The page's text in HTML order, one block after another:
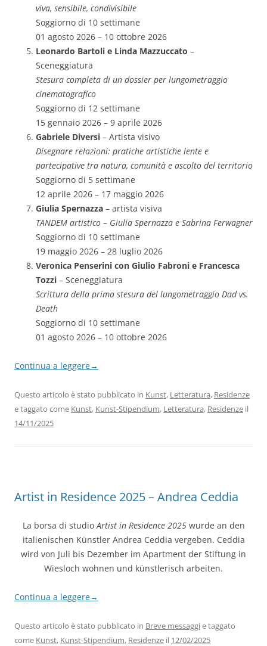
viva, sensibile, condivisibile
Soggiorno di 10 settimane
01 agosto 2026 – 10 ottobre 2026
Leonardo Bartoli e Linda Mazzuccato –
Sceneggiatura
Stesura completa di un dossier per lungometraggio
cinematografico
Soggiorno di 12 settimane
15 gennaio 2026 – 9 aprile 2026
Gabriele Diversi – Artista visivo
Disegnare relazioni: pratiche artistiche lente e
partecipative tra natura, comunità e ascolto del territorio
Soggiorno di 5 settimane
12 aprile 2026 – 17 maggio 2026
Giulia Spernazza – artista visiva
TANDEM artistico – Giulia Spernazza e Sabrina Ferwagner
Soggiorno di 10 settimane
19 maggio 2026 – 28 luglio 2026
Veronica Penserini con Giulio Fabroni e Francesca
Tozzi – Sceneggiatura
Scrittura della prima stesura del lungometraggio Dad vs.
Death
Soggiorno di 10 settimane
01 agosto 2026 – 10 ottobre 2026
Continua a leggere→
Questo articolo è stato pubblicato in Kunst, Letteratura, Residenze
e taggato come Kunst, Kunst-Stipendium, Letteratura, Residenze il
14/11/2025
Artist in Residence 2025 – Andrea Ceddia
La borsa di studioArtist in Residence 2025wurde an den
italienischen Künstler Andrea Ceddia vergeben. Ceddia
wird von Juli bis Dezember im Apartment der Stiftung in
Wiesloch wohnen und künstlerisch arbeiten.
Continua a leggere→
Questo articolo è stato pubblicato in Breve messaggie taggato
come Kunst, Kunst-Stipendium, Residenze il 12/02/2025